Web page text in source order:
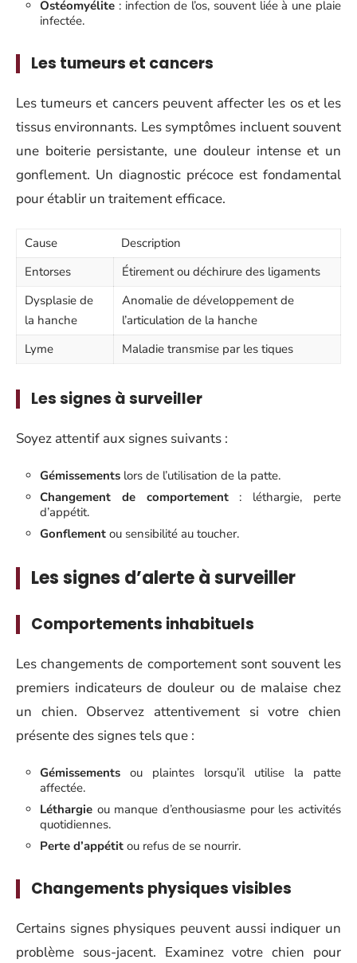
Ostéomyélite : infection de l’os, souvent liée à une plaie
infectée.
Les tumeurs et cancers
Les tumeurs et cancers peuvent affecter les os et les
tissus environnants. Les symptômes incluent souvent
une boiterie persistante, une douleur intense et un
gonflement. Un diagnostic précoce est fondamental
pour établir un traitement efficace.
Cause
Description
Entorses
Étirement ou déchirure des ligaments
Dysplasie de
la hanche
Anomalie de développement de
l’articulation de la hanche
Lyme
Maladie transmise par les tiques
Les signes à surveiller
Soyez attentif aux signes suivants :
Gémissements lors de l’utilisation de la patte.
Changement de comportement: léthargie, perte
d’appétit.
Gonflement ou sensibilité au toucher.
Les signes d’alerte à surveiller
Comportements inhabituels
Les changements de comportement sont souvent les
premiers indicateurs de douleur ou de malaise chez
un chien. Observez attentivement si votre chien
présente des signes tels que :
Gémissements ou plaintes lorsqu’il utilise la patte
affectée.
Léthargie ou manque d’enthousiasme pour les activités
quotidiennes.
Perte d’appétit ou refus de se nourrir.
Changements physiques visibles
Certains signes physiques peuvent aussi indiquer un
problème sous-jacent. Examinez votre chien pour